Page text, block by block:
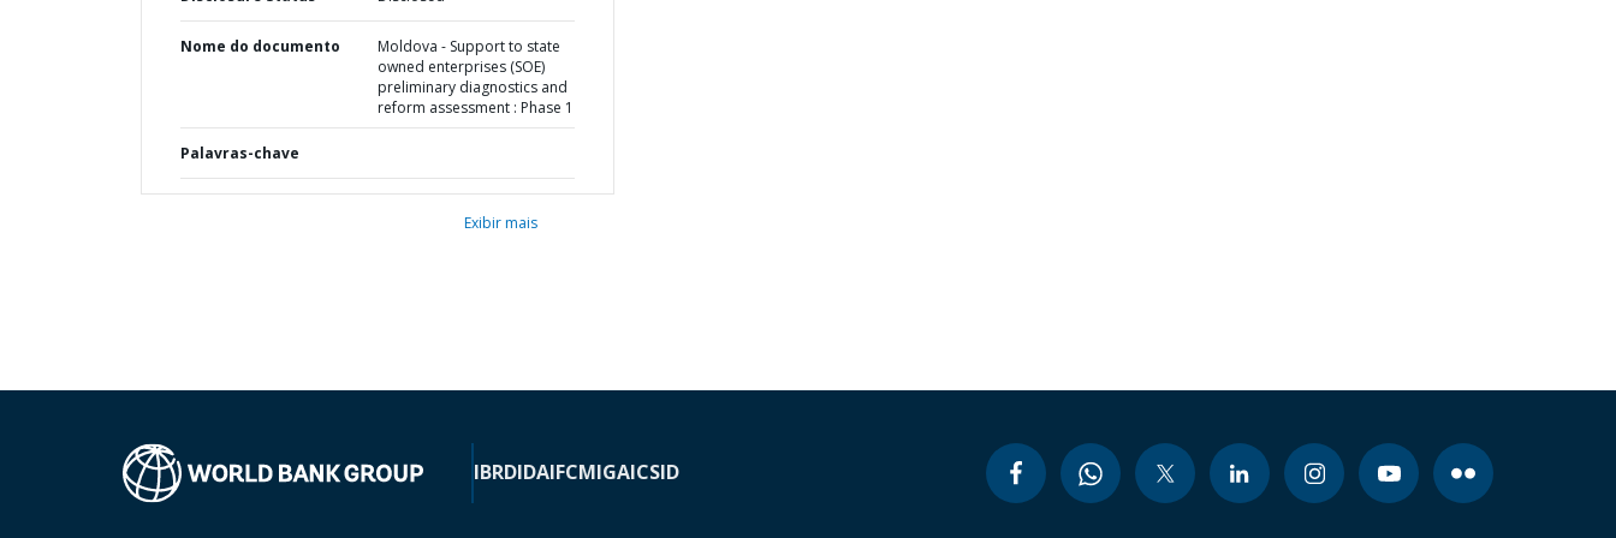
Nome do documento
Moldova - Support to state
owned enterprises (SOE)
preliminary diagnostics and
reform assessment : Phase 1
Palavras-chave
Exibir mais
IBRDIDAIFCMIGAICSID